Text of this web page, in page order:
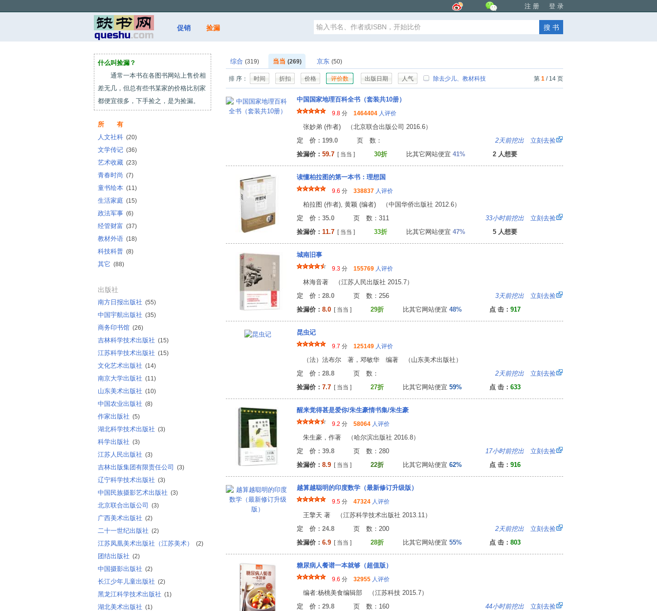
注 册 登 录
促销 捡漏
什么叫捡漏？
通常一本书在各图书网站上售价相
差无几，但总有些书某家的价格比别家
都便宜很多，下手捡之，是为捡漏。
所 有
人文社科 (20)
文学传记 (36)
艺术收藏 (23)
青春时尚 (7)
童书绘本 (11)
生活家庭 (15)
政法军事 (6)
经管财富 (37)
教材外语 (18)
科技科普 (8)
其它 (88)
出版社
南方日报出版社 (55)
中国宇航出版社 (35)
商务印书馆 (26)
吉林科学技术出版社 (15)
江苏科学技术出版社 (15)
文化艺术出版社 (14)
南京大学出版社 (11)
山东美术出版社 (10)
中国农业出版社 (8)
作家出版社 (5)
湖北科学技术出版社 (3)
科学出版社 (3)
江苏人民出版社 (3)
吉林出版集团有限责任公司 (3)
辽宁科学技术出版社 (3)
中国民族摄影艺术出版社 (3)
北京联合出版公司 (3)
广西美术出版社 (2)
二十一世纪出版社 (2)
江苏凤凰美术出版社（江苏美术） (2)
团结出版社 (2)
中国摄影出版社 (2)
长江少年儿童出版社 (2)
黑龙江科学技术出版社 (1)
湖北美术出版社 (1)
综合 (319) 当当 (269) 京东 (50)
排 序： 时间 折扣 价格 评价数 出版日期 人气 除去少儿、教材科技 第 1 / 14 页
中国国家地理百科全书（套装共10册）
9.8 分 1464404 人评价
张妙弟 (作者) （北京联合出版公司 2016.6）
定 价：199.0 页 数： 2天前挖出 立刻去捡
捡漏价： 59.7 [ 当当 ] 30折 比其它网站便宜 41% 2 人想要
读懂柏拉图的第一本书：理想国
9.6 分 338837 人评价
柏拉图 (作者), 黄颖 (编者) （中国华侨出版社 2012.6）
定 价：35.0 页 数：311 33小时前挖出 立刻去捡
捡漏价： 11.7 [ 当当 ] 33折 比其它网站便宜 47% 5 人想要
城南旧事
9.3 分 155769 人评价
林海音著 （江苏人民出版社 2015.7）
定 价：28.0 页 数：256 3天前挖出 立刻去捡
捡漏价： 8.0 [ 当当 ] 29折 比其它网站便宜 48% 点 击： 917
昆虫记
9.7 分 125149 人评价
（法）法布尔 著，邓敏华 编著 （山东美术出版社）
定 价：28.8 页 数： 2天前挖出 立刻去捡
捡漏价： 7.7 [ 当当 ] 27折 比其它网站便宜 59% 点 击： 633
醒来觉得甚是爱你/朱生豪情书集/朱生豪
9.2 分 58064 人评价
朱生豪，作著 （哈尔滨出版社 2016.8）
定 价：39.8 页 数：280 17小时前挖出 立刻去捡
捡漏价： 8.9 [ 当当 ] 22折 比其它网站便宜 62% 点 击： 916
越算越聪明的印度数学（最新修订升级版）
9.5 分 47324 人评价
王擎天 著 （江苏科学技术出版社 2013.11）
定 价：24.8 页 数：200 2天前挖出 立刻去捡
捡漏价： 6.9 [ 当当 ] 28折 比其它网站便宜 55% 点 击： 803
糖尿病人餐谱一本就够（超值版）
9.6 分 32955 人评价
编者:杨桃美食编辑部 （江苏科技 2015.7）
定 价：29.8 页 数：160 44小时前挖出 立刻去捡